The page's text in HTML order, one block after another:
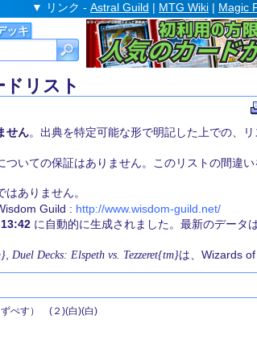
ッキ
▼ リンク - Astral Guild | MTG Wiki | Magic
リスト
せん。出典を特定可能な形で明記した上での、
いての保証はありません。このリストの間違い
ありません。
Guild : http://www.wisdom-guild.net/
に自動的に生成されました。最新のデータ
, Duel Decks: Elspeth vs. Tezzeret{tm}は、Wizards of
ずぺす） (２)(白)(白)